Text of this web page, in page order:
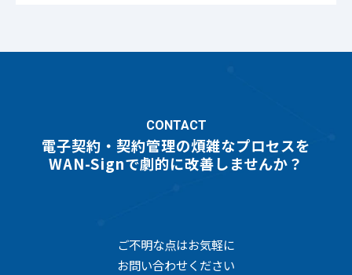
CONTACT
電子契約・契約管理の煩雑なプロセスを
WAN-Signで劇的に改善しませんか？
ご不明な点はお気軽に
お問い合わせください